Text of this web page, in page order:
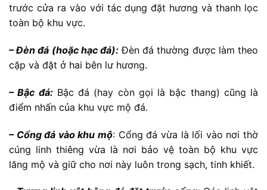
trước cửa ra vào với tác dụng đặt hương và thanh lọc
toàn bộ khu vực.
– Đèn đá (hoặc hạc đá):Đèn đá thường được làm theo
cặp và đặt ở hai bên lư hương.
– Bậc đá:Bậc đá (hay còn gọi là bậc thang) cũng là
điểm nhấn của khu vực mộ đá.
– Cổng đá vào khu mộ: Cổng đá vừa là lối vào nơi thờ
cúng linh thiêng vừa là nơi bảo vệ toàn bộ khu vực
lăng mộ và giữ cho nơi này luôn trong sạch, tinh khiết.